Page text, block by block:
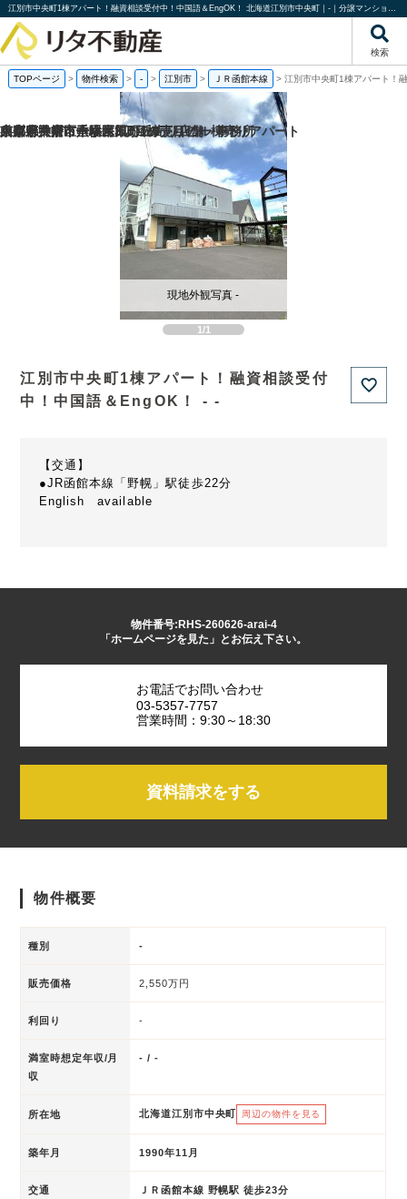
江別市中央町1棟アパート！融資相談受付中！中国語＆EngOK！ 北海道江別市中央町｜-｜分譲マンション情報｜株式会社リタ不動産
検索
TOPページ > 物件検索 > - > 江別市 > ＪＲ函館本線 > 江別市中央町1棟アパート！
1/1
現地外観写真 -
江別市中央町1棟アパート！融資相談受付
中！中国語＆EngOK！ - -
【交通】
●JR函館本線「野幌」駅徒歩22分
English available
物件番号:RHS-260626-arai-4
「ホームページを見た」とお伝え下さい。
お電話でお問い合わせ
03-5357-7757
営業時間：9:30～18:30
資料請求をする
物件概要
種別 -
販売価格 2,550万円
利回り -
満室時想定年収/月
収
- / -
所在地 北海道江別市中央町 周辺の物件を見る
築年月 1990年11月
交通 ＪＲ函館本線 野幌駅 徒歩23分
兵庫県神戸市垂水区旭が丘3丁目の一棟売りアパート
京都府八幡市八幡長田の1棟売りビル
山梨県甲府市中小河原町の売り店舗・事務所
東京都文京区千駄木3丁目の